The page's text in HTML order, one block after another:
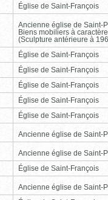
Église de Saint-François
Ancienne église de Saint-
Biens mobiliers à
(Sculpture antérieure à
Église de Saint-François
Église de Saint-François
Église de Saint-François
Église de Saint-François
Église de Saint-François
Ancienne église de Saint-
Ancienne église de Saint-
Église de Saint-François
Ancienne église de Saint-